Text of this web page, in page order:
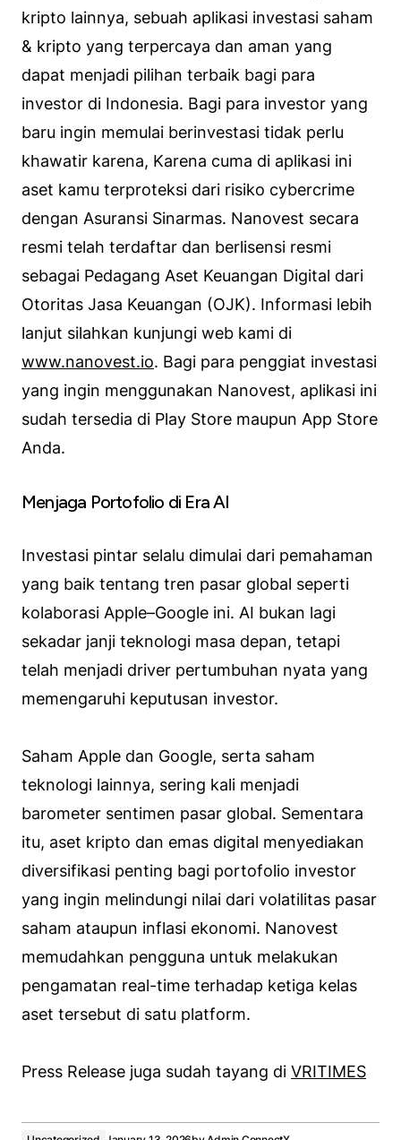
kripto lainnya, sebuah aplikasi investasi saham
& kripto yang terpercaya dan aman yang
dapat menjadi pilihan terbaik bagi para
investor di Indonesia. Bagi para investor yang
baru ingin memulai berinvestasi tidak perlu
khawatir karena, Karena cuma di aplikasi ini
aset kamu terproteksi dari risiko cybercrime
dengan Asuransi Sinarmas. Nanovest secara
resmi telah terdaftar dan berlisensi resmi
sebagai Pedagang Aset Keuangan Digital dari
Otoritas Jasa Keuangan (OJK). Informasi lebih
lanjut silahkan kunjungi web kami di
www.nanovest.io. Bagi para penggiat investasi
yang ingin menggunakan Nanovest, aplikasi ini
sudah tersedia di Play Store maupun App Store
Anda.
Menjaga Portofolio di Era AI
Investasi pintar selalu dimulai dari pemahaman
yang baik tentang tren pasar global seperti
kolaborasi Apple–Google ini. AI bukan lagi
sekadar janji teknologi masa depan, tetapi
telah menjadi driver pertumbuhan nyata yang
memengaruhi keputusan investor.
Saham Apple dan Google, serta saham
teknologi lainnya, sering kali menjadi
barometer sentimen pasar global. Sementara
itu, aset kripto dan emas digital menyediakan
diversifikasi penting bagi portofolio investor
yang ingin melindungi nilai dari volatilitas pasar
saham ataupun inflasi ekonomi. Nanovest
memudahkan pengguna untuk melakukan
pengamatan real-time terhadap ketiga kelas
aset tersebut di satu platform.
Press Release juga sudah tayang di VRITIMES